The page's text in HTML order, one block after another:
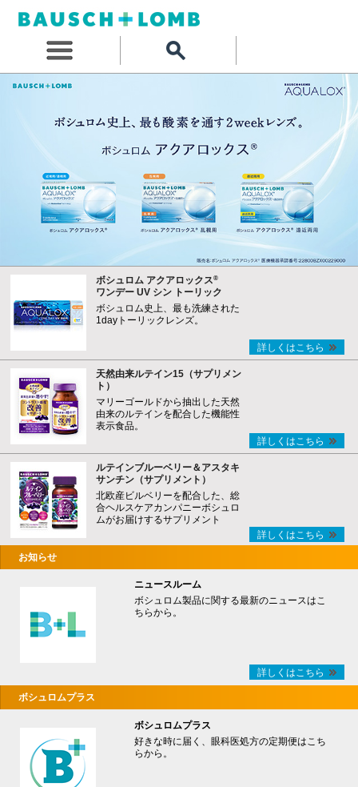
ボシュロム アクアロックス®
ワンデー UV シン トーリック
ボシュロム史上、最も洗練された
1dayトーリックレンズ。
詳しくはこちら
天然由来ルテイン15（サプリメン
ト）
マリーゴールドから抽出した天然
由来のルテインを配合した機能性
表示食品。
詳しくはこちら
ルテインブルーベリー＆アスタキ
サンチン（サプリメント）
北欧産ビルベリーを配合した、総
合ヘルスケアカンパニーボシュロ
ムがお届けするサプリメント
詳しくはこちら
お知らせ
ニュースルーム
ボシュロム製品に関する最新のニュースはこ
ちらから。
詳しくはこちら
ボシュロムプラス
ボシュロムプラス
好きな時に届く、眼科医処方の定期便はこち
らから。